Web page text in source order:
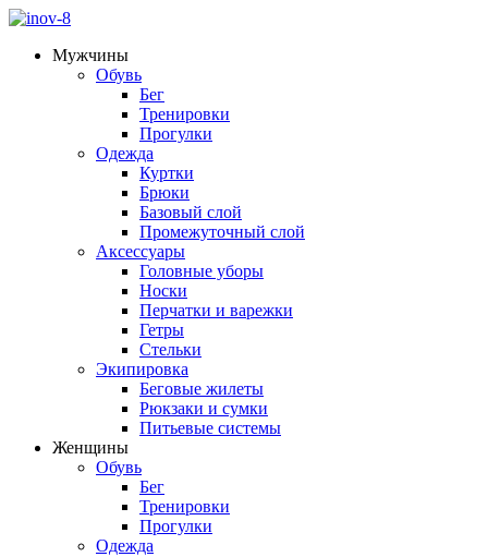
Мужчины
Обувь
Бег
Тренировки
Прогулки
Одежда
Куртки
Брюки
Базовый слой
Промежуточный слой
Аксессуары
Головные уборы
Носки
Перчатки и варежки
Гетры
Стельки
Экипировка
Беговые жилеты
Рюкзаки и сумки
Питьевые системы
Женщины
Обувь
Бег
Тренировки
Прогулки
Одежда